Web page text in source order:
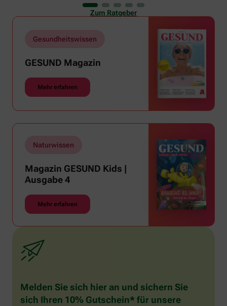
er uns auch ganz schön zu schaffen. Wenn die
Temperaturen tagsüber auf mehr als 30 Grad
erfrischenden Regenschauer und Abkühlung.
Zum Ratgeber
Gesundheitswissen
GESUND Magazin
Mehr erfahren
Naturwissen
Magazin GESUND Kids |
Ausgabe 4
Mehr erfahren
Melden Sie sich hier an und sichern Sie
sich Ihren 10% Gutschein* für unsere